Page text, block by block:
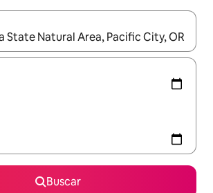
estiverem disponíveis, explore-os
Buscar